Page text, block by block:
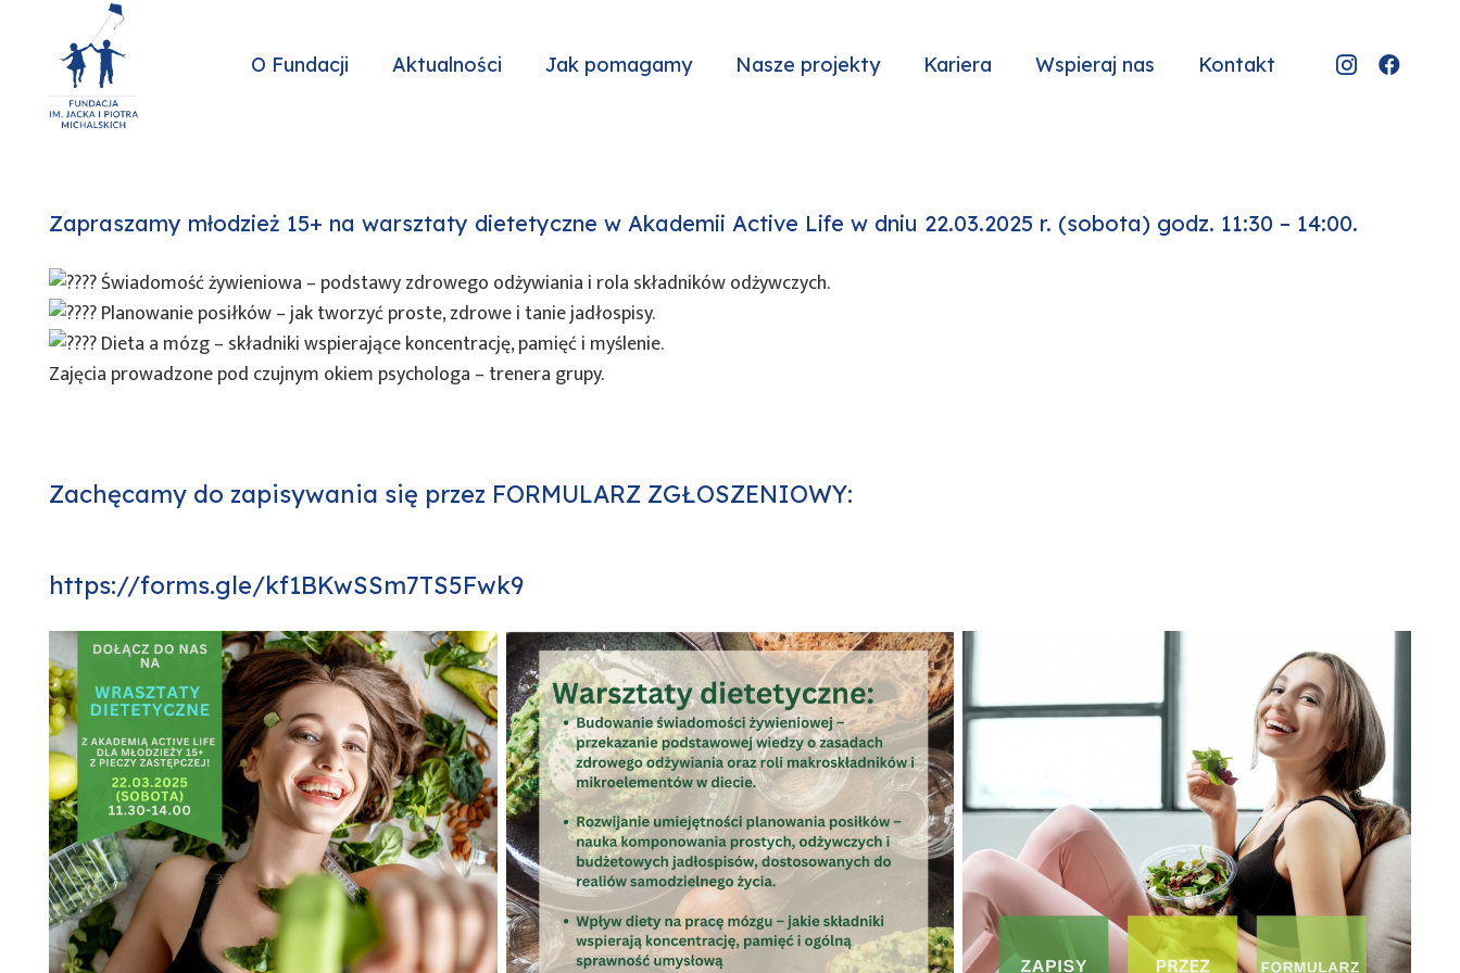
O Fundacji Aktualności Jak pomagamy Nasze projekty Kariera Wspieraj nas Kontakt
Zapraszamy młodzież 15+ na warsztaty dietetyczne w Akademii Active Life w dniu 22.03.2025 r. (sobota) godz. 11:30 – 14:00.
Świadomość żywieniowa – podstawy zdrowego odżywiania i rola składników odżywczych.
Planowanie posiłków – jak tworzyć proste, zdrowe i tanie jadłospisy.
Dieta a mózg – składniki wspierające koncentrację, pamięć i myślenie.
Zajęcia prowadzone pod czujnym okiem psychologa – trenera grupy.
Zachęcamy do zapisywania się przez FORMULARZ ZGŁOSZENIOWY:
https://forms.gle/kf1BKwSSm7TS5Fwk9